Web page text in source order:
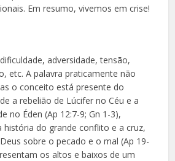
Em resumo, vivemos em crise!
adversidade, tensão,
etc. A palavra praticamente não
o conceito está presente do
a rebelião de Lúcifer no Céu e a
no Éden (Ap 12:7-9; Gn 1-3),
história do grande conflito e a cruz,
sobre o pecado e o mal (Ap 19-
os altos e baixos de um